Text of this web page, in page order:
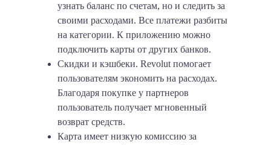
узнать баланс по счетам, но и следить за
своими расходами. Все платежи разбиты
на категории. К приложению можно
подключить карты от других банков.
Скидки и кэшбеки. Revolut помогает
пользователям экономить на расходах.
Благодаря покупке у партнеров
пользователь получает мгновенный
возврат средств.
Карта имеет низкую комиссию за